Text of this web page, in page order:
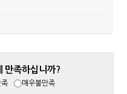
만족하십니까?
족 매우불만족